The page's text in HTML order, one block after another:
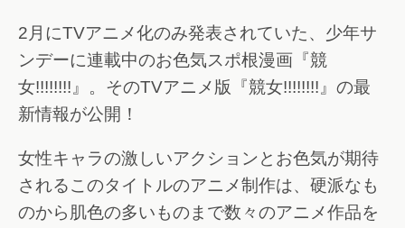
2月にTVアニメ化のみ発表されていた、少年サ
ンデーに連載中のお色気スポ根漫画『競
女!!!!!!!!』。そのTVアニメ版『競女!!!!!!!!』の最
新情報が公開！
女性キャラの激しいアクションとお色気が期待
されるこのタイトルのアニメ制作は、硬派なも
のから肌色の多いものまで数々のアニメ作品を